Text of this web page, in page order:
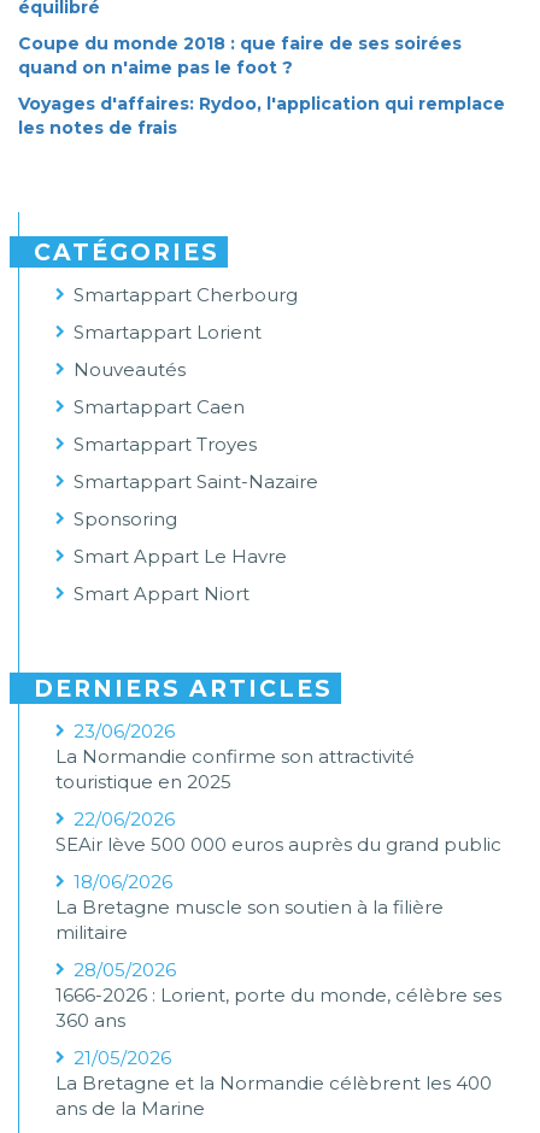
équilibré
Coupe du monde 2018 : que faire de ses soirées
quand on n'aime pas le foot ?
Voyages d'affaires: Rydoo, l'application qui remplace
les notes de frais
CATÉGORIES
Smartappart Cherbourg
Smartappart Lorient
Nouveautés
Smartappart Caen
Smartappart Troyes
Smartappart Saint-Nazaire
Sponsoring
Smart Appart Le Havre
Smart Appart Niort
DERNIERS ARTICLES
23/06/2026
La Normandie confirme son attractivité
touristique en 2025
22/06/2026
SEAir lève 500 000 euros auprès du grand public
18/06/2026
La Bretagne muscle son soutien à la filière
militaire
28/05/2026
1666-2026 : Lorient, porte du monde, célèbre ses
360 ans
21/05/2026
La Bretagne et la Normandie célèbrent les 400
ans de la Marine